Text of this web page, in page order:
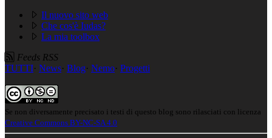
Il nuovo sito web
Che cos'è Iudas?
La mia toolbox
Feeds RSS
TUTTI· News· Blog· Nemo· Progetti
Se non diversamente precisato i testi di questo blog sono rilasciati con licenza
Creative Commons BY-NC-SA 4.0